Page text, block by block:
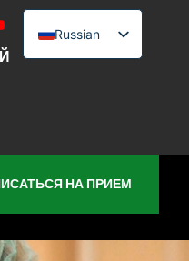
Russian
English
НА ПРИЕМ